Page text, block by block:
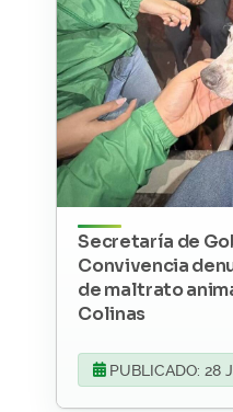
Secretaría de
Convivencia
de maltrato
Colinas
PUBLICADO: 28